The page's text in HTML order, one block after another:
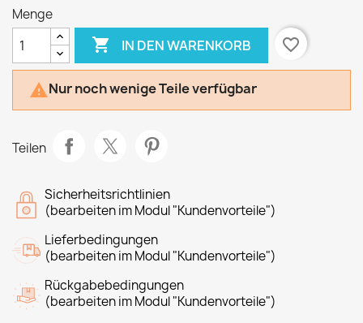
Menge
 IN DEN WARENKORB favorite_border
Nur noch wenige Teile verfügbar
Teilen
Sicherheitsrichtlinien
(bearbeiten im Modul "Kundenvorteile")
Lieferbedingungen
(bearbeiten im Modul "Kundenvorteile")
Rückgabebedingungen
(bearbeiten im Modul "Kundenvorteile")